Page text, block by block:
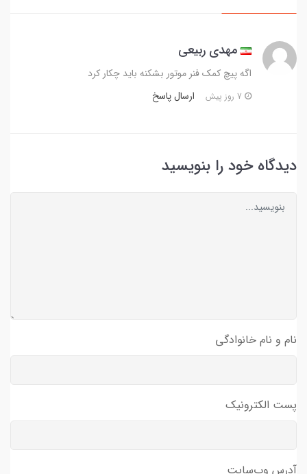
مهدی ربیعی
اگه پیچ کمک فنر موتور بشکنه باید چکار کرد
ارسال پاسخ
دیدگاه خود را بنویسید
نام و نام خانوادگی
پست الکترونیک
آدرس وب‌سایت